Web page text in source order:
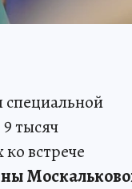
специальной
тысяч
встрече